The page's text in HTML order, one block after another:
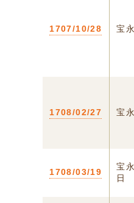
1707/10/28 宝
1708/02/27 宝
1708/03/19
宝
日